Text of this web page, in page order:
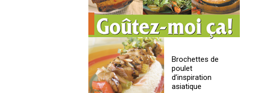
Brochettes de
poulet
d’inspiration
asiatique